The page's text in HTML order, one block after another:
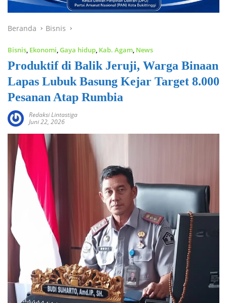
Beranda Bisnis
Bisnis Ekonomi Gaya hidup Kab. Agam News
Produktif di Balik Jeruji, Warga Binaan
Lapas Lubuk Basung Kejar Target 8.000
Pesanan Atap Rumbia
Redaksi Lintastiga
Juni 22, 2026